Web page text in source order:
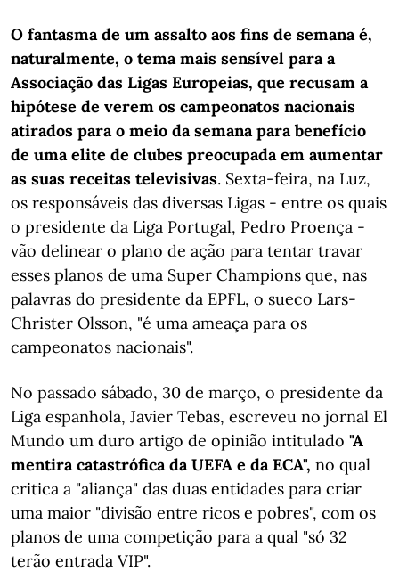
O fantasma de um assalto aos fins de semana é,
naturalmente, o tema mais sensível para a
Associação das Ligas Europeias, que recusam a
hipótese de verem os campeonatos nacionais
atirados para o meio da semana para benefício
de uma elite de clubes preocupada em aumentar
as suas receitas televisivas. Sexta-feira, na Luz,
os responsáveis das diversas Ligas - entre os quais
o presidente da Liga Portugal, Pedro Proença -
vão delinear o plano de ação para tentar travar
esses planos de uma Super Champions que, nas
palavras do presidente da EPFL, o sueco Lars-
Christer Olsson, "é uma ameaça para os
campeonatos nacionais".
No passado sábado, 30 de março, o presidente da
Liga espanhola, Javier Tebas, escreveu no jornal El
Mundo um duro artigo de opinião intitulado "A
mentira catastrófica da UEFA e da ECA", no qual
critica a "aliança" das duas entidades para criar
uma maior "divisão entre ricos e pobres", com os
planos de uma competição para a qual "só 32
terão entrada VIP".